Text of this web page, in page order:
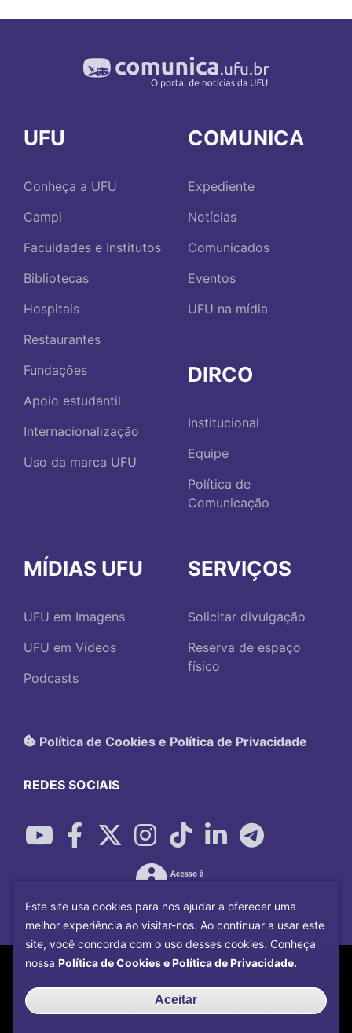
UFU
Conheça a UFU
Campi
Faculdades e Institutos
Bibliotecas
Hospitais
Restaurantes
Fundações
Apoio estudantil
Internacionalização
Uso da marca UFU
COMUNICA
Expediente
Notícias
Comunicados
Eventos
UFU na mídia
DIRCO
Institucional
Equipe
Política de
Comunicação
MÍDIAS UFU
UFU em Imagens
UFU em Vídeos
Podcasts
SERVIÇOS
Solicitar divulgação
Reserva de espaço
físico
Política de Cookies e Política de Privacidade
REDES SOCIAIS
Copyright©2026Universidade Federal
Desenvolvido porCentro de Tecnologia da
Informação e Comunicaçãocom o CMS de
Este site usa cookies para nos ajudar a oferecer uma
melhor experiência ao visitar-nos. Ao continuar a usar este
site, você concorda com o uso desses cookies. Conheça
nossa Política de Cookies e Política de Privacidade.
Aceitar